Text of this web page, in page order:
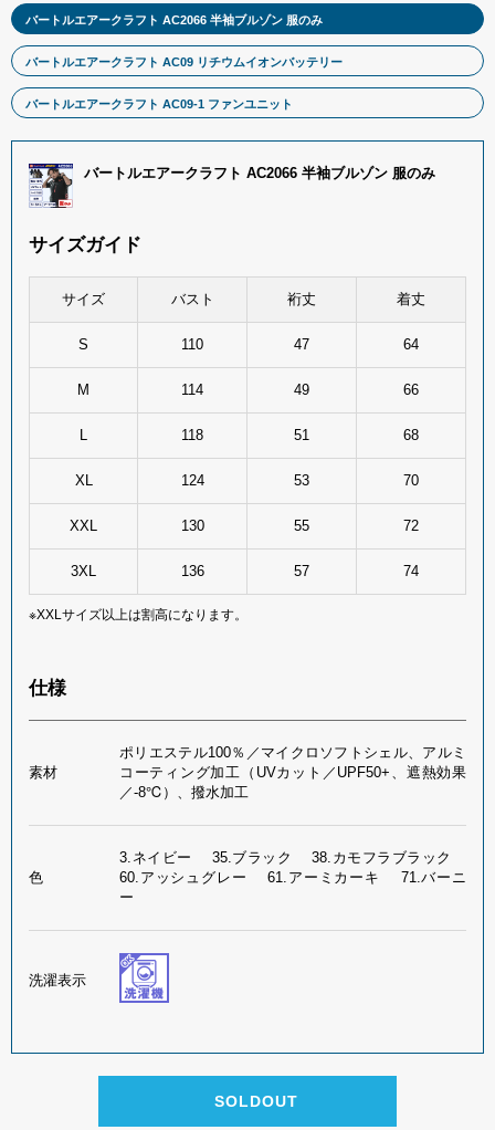
バートルエアークラフト AC2066 半袖ブルゾン 服のみ
バートルエアークラフト AC09 リチウムイオンバッテリー
バートルエアークラフト AC09-1 ファンユニット
バートルエアークラフト AC2066 半袖ブルゾン 服のみ
サイズガイド
サイズ バスト 裄丈 着丈
S 110 47 64
M 114 49 66
118 51 68
XL 124 53 70
XXL 130 55 72
3XL 136 57 74
※XXLサイズ以上は割高になります。
仕様
素材
ポリエステル100％／マイクロソフトシェル、アルミ
コーティング加工（UVカット／UPF50+、遮熱効果
／-8℃）、撥水加工
色
3.ネイビー 35.ブラック 38.カモフラブラック
60.アッシュグレー 61.アーミカーキ 71.バーニ
ー
洗濯表示